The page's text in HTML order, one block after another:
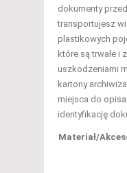
dokumenty
transportujesz
plastikowych
które są trwałe i
uszkodzeniami
kartony
miejsca do
identyfikację
Materiał/